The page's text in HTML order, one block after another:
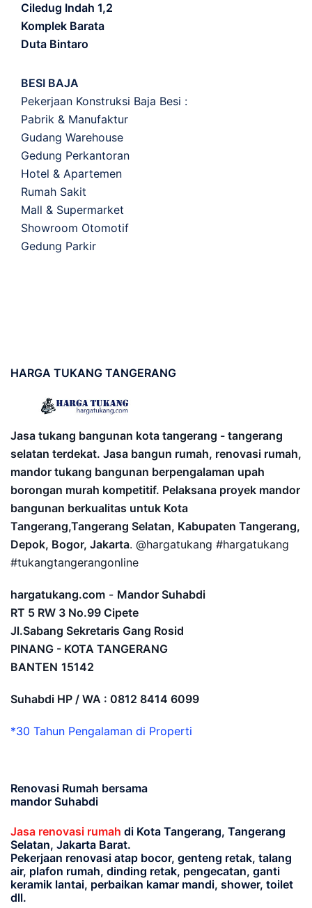
Ciledug Indah 1,2
Komplek Barata
Duta Bintaro
BESI BAJA
Pekerjaan Konstruksi Baja Besi :
Pabrik & Manufaktur
Gudang Warehouse
Gedung Perkantoran
Hotel & Apartemen
Rumah Sakit
Mall & Supermarket
Showroom Otomotif
Gedung Parkir
HARGA TUKANG TANGERANG
Jasa tukang bangunan kota tangerang - tangerang
selatan terdekat. Jasa bangun rumah, renovasi rumah,
mandor tukang bangunan berpengalaman upah
borongan murah kompetitif. Pelaksana proyek mandor
bangunan berkualitas untuk Kota
Tangerang,Tangerang Selatan, Kabupaten Tangerang,
Depok, Bogor, Jakarta. @hargatukang #hargatukang
#tukangtangerangonline
hargatukang.com - Mandor Suhabdi
RT 5 RW 3 No.99 Cipete
Jl.Sabang Sekretaris Gang Rosid
PINANG - KOTA TANGERANG
BANTEN 15142
Suhabdi HP / WA : 0812 8414 6099
*30 Tahun Pengalaman di Properti
Renovasi Rumah bersama
mandor Suhabdi
Jasa renovasi rumah di Kota Tangerang, Tangerang
Selatan, Jakarta Barat.
Pekerjaan renovasi atap bocor, genteng retak, talang
air, plafon rumah, dinding retak, pengecatan, ganti
keramik lantai, perbaikan kamar mandi, shower, toilet
dll.